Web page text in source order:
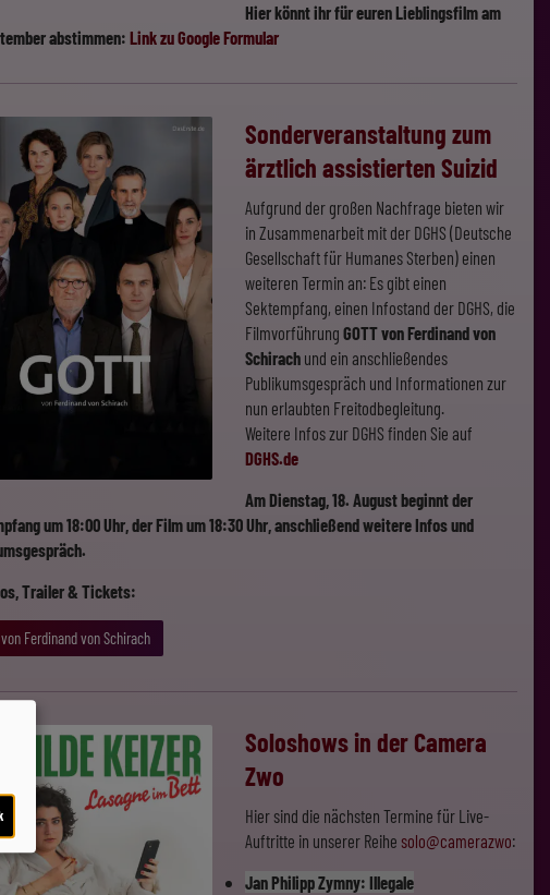
Hier könnt ihr für euren Lieblingsfilm am
abstimmen: Link zu Google Formular
Sonderveranstaltung zum
ärztlich assistierten Suizid
Aufgrund der großen Nachfrage bieten wir
in Zusammenarbeit mit der DGHS (Deutsche
Gesellschaft für Humanes Sterben) einen
weiteren Termin an: Es gibt einen
Sektempfang, einen Infostand der DGHS, die
Filmvorführung GOTT von Ferdinand von
Schirach und ein anschließendes
Publikumsgespräch und Informationen zur
nun erlaubten Freitodbegleitung.
Weitere Infos zur DGHS finden Sie auf
DGHS.de
Am Dienstag, 18. August beginnt der
um 18:00 Uhr, der Film um 18:30 Uhr, anschließend weitere Infos und
Trailer & Tickets:
von Ferdinand von Schirach
Soloshows in der Camera
Zwo
Hier sind die nächsten Termine für Live-
Auftritte in unserer Reihe solo@camerazwo:
Jan Philipp Zymny: Illegale